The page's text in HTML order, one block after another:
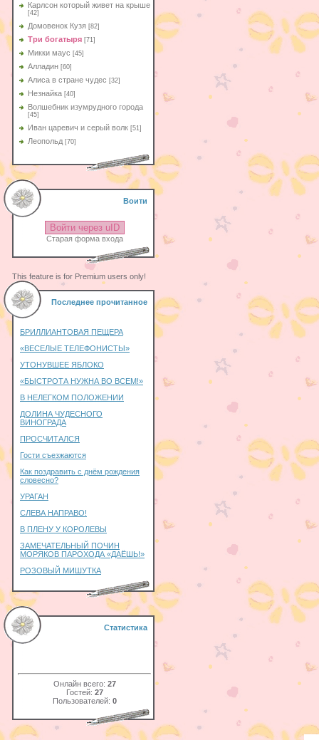
Карлсон который живет на крыше
[42]
Домовенок Кузя [82]
Три богатыря [71]
Микки маус [45]
Алладин [60]
Aлиса в стране чудес [32]
Незнайка [40]
Волшебник изумрудного города
[45]
Иван царевич и серый волк [51]
Леопольд [70]
Воити
Войти через uID
Старая форма входа
This feature is for Premium users only!
Последнее прочитанное
БРИЛЛИАНТОВАЯ ПЕЩЕРА
«ВЕСЕЛЫЕ ТЕЛЕФОНИСТЫ»
УТОНУВШЕЕ ЯБЛОКО
«БЫСТРОТА НУЖНА ВО ВСЕМ!»
В НЕЛЕГКОМ ПОЛОЖЕНИИ
ДОЛИНА ЧУДЕСНОГО
ВИНОГРАДА
ПРОСЧИТАЛСЯ
Гости съезжаются
Как поздравить с днём рождения
словесно?
УРАГАН
СЛЕВА НАПРАВО!
В ПЛЕНУ У КОРОЛЕВЫ
ЗАМЕЧАТЕЛЬНЫЙ ПОЧИН
МОРЯКОВ ПАРОХОДА «ДАЁШЬ!»
РОЗОВЫЙ МИШУТКА
Статистика
Онлайн всего: 27
Гостей: 27
Пользователей: 0